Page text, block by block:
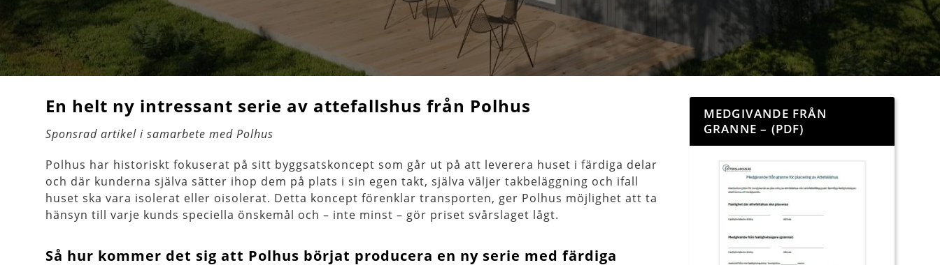
En helt ny intressant serie av attefallshus från Polhus
Sponsrad artikel i samarbete med Polhus
Polhus har historiskt fokuserat på sitt byggsatskoncept som går ut på att leverera huset i färdiga delar
och där kunderna själva sätter ihop dem på plats i sin egen takt, själva väljer takbeläggning och ifall
huset ska vara isolerat eller oisolerat. Detta koncept förenklar transporten, ger Polhus möjlighet att ta
hänsyn till varje kunds speciella önskemål och – inte minst – gör priset svårslaget lågt.
Så hur kommer det sig att Polhus börjat producera en ny serie med färdiga
MEDGIVANDE FRÅN
GRANNE – (PDF)